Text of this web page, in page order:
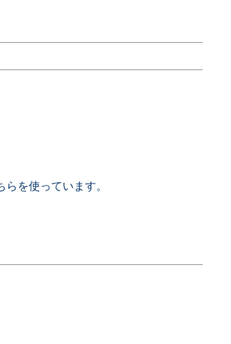
を使っています。